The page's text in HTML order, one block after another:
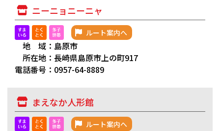
ニーニョニーニャ
ルート案内へ
地 域：島原市
所在地：長崎県島原市上の町917
電話番号：0957-64-8889
まえなか人形館
ルート案内へ